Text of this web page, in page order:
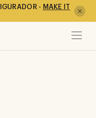
- MAKE IT